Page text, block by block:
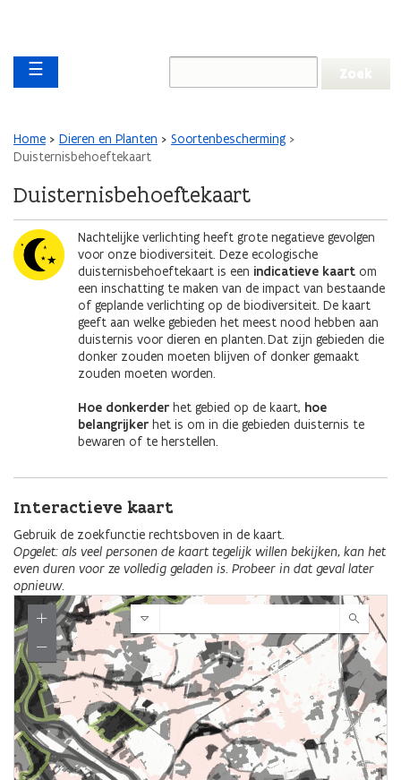
gaan
Main navigation
☰
Kruimelpad
Home Dieren en Planten
Soortenbescherming
Duisternisbehoeftekaart
Duisternisbehoeftekaart
AfbeeldingNachtelijke verlichting heeft grote negatieve gevolgen
voor onze biodiversiteit. Deze ecologische
duisternisbehoeftekaart is een indicatieve kaart om
een inschatting te maken van de impact van bestaande
of geplande verlichting op de biodiversiteit. De kaart
geeft aan welke gebieden het meest nood hebben aan
duisternis voor dieren en planten. Dat zijn gebieden die
donker zouden moeten blijven of donker gemaakt
zouden moeten worden.
Hoe donkerderhet gebied op de kaart, hoe
belangrijker het is om in die gebieden duisternis te
bewaren of te herstellen.
Interactieve kaart
Gebruik de zoekfunctie rechtsboven in de kaart.
Opgelet: als veel personen de kaart tegelijk willen bekijken, kan het
even duren voor ze volledig geladen is. Probeer in dat geval later
opnieuw.